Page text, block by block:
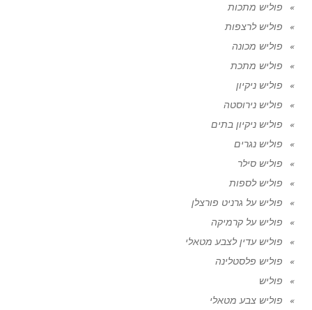
פוליש מתכות
פוליש לרצפות
פוליש מכונה
פוליש מתכת
פוליש ניקיון
פוליש נירוסטה
פוליש ניקיון בתים
פוליש נגרים
פוליש סילר
פוליש לספות
פוליש על גרניט פורצלן
פוליש על קרמיקה
פוליש עדין לצבע מטאלי
פוליש פלסטלינה
פוליש
פוליש צבע מטאלי